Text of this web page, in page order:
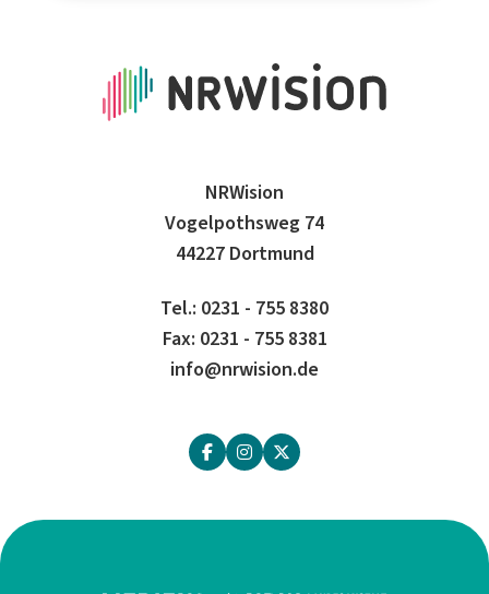
NRWision
Vogelpothsweg 74
44227 Dortmund
Tel.: 0231 - 755 8380
Fax: 0231 - 755 8381
info@nrwision.de